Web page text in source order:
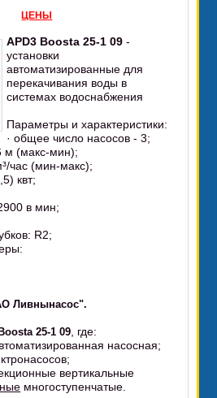
ЦЕНЫ
APD3 Boosta 25-1 09 -
установки
автоматизированные для
перекачивания воды в
системах водоснабжения
Параметры и характеристики:
· общее число насосов - 3;
м (макс-мин);
час (мин-макс);
квт;
в мин;
R2;
Ливнынасос".
25-1 09 , где:
насосная;
вертикальные
многоступенчатые.